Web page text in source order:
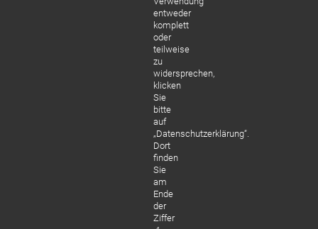
entweder
komplett
oder
teilweise
zu
widersprechen,
klicken
Sie
bitte
auf
„Datenschutzerklärung“.
Dort
finden
Sie
am
Ende
der
Ziffer